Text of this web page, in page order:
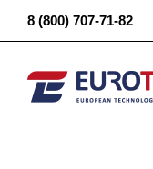
8 (800) 707-71-82